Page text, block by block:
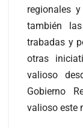
regionales
también
trabadas y
otras
valioso
Gobierno
valioso este